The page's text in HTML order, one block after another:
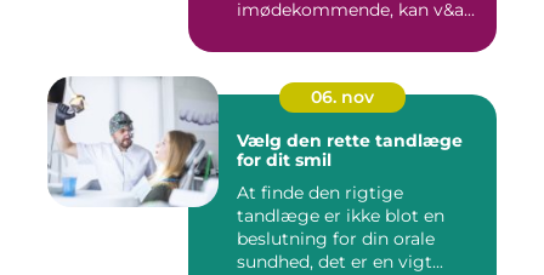
imødekommende, kan v&a...
06. nov
Vælg den rette tandlæge
for dit smil
At finde den rigtige
tandlæge er ikke blot en
beslutning for din orale
sundhed, det er en vigt...